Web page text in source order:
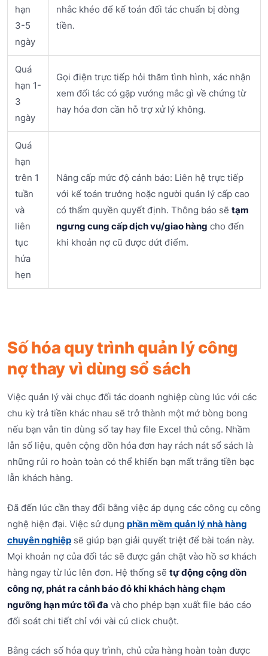
hạn
3-5
ngày
nhắc khéo để kế toán đối tác chuẩn bị dòng
tiền.
Quá
hạn 1-
3
ngày
Gọi điện trực tiếp hỏi thăm tình hình, xác nhận
xem đối tác có gặp vướng mắc gì về chứng từ
hay hóa đơn cần hỗ trợ xử lý không.
Quá
hạn
trên 1
tuần
và
liên
tục
hứa
hẹn
Nâng cấp mức độ cảnh báo: Liên hệ trực tiếp
với kế toán trưởng hoặc người quản lý cấp cao
có thẩm quyền quyết định. Thông báo sẽ tạm
ngưng cung cấp dịch vụ/giao hàng cho đến
khi khoản nợ cũ được dứt điểm.
Số hóa quy trình quản lý công
nợ thay vì dùng sổ sách
Việc quản lý vài chục đối tác doanh nghiệp cùng lúc với các
chu kỳ trả tiền khác nhau sẽ trở thành một mớ bòng bong
nếu bạn vẫn tin dùng sổ tay hay file Excel thủ công. Nhầm
lẫn số liệu, quên cộng dồn hóa đơn hay rách nát sổ sách là
những rủi ro hoàn toàn có thể khiến bạn mất trắng tiền bạc
lẫn khách hàng.
Đã đến lúc cần thay đổi bằng việc áp dụng các công cụ công
nghệ hiện đại. Việc sử dụng phần mềm quản lý nhà hàng
chuyên nghiệp sẽ giúp bạn giải quyết triệt để bài toán này.
Mọi khoản nợ của đối tác sẽ được gắn chặt vào hồ sơ khách
hàng ngay từ lúc lên đơn. Hệ thống sẽ tự động cộng dồn
công nợ, phát ra cảnh báo đỏ khi khách hàng chạm
ngưỡng hạn mức tối đa và cho phép bạn xuất file báo cáo
đối soát chi tiết chỉ với vài cú click chuột.
Bằng cách số hóa quy trình, chủ cửa hàng hoàn toàn được